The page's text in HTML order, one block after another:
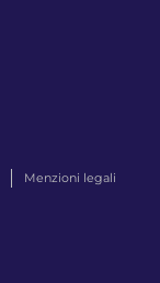
Menzioni legali